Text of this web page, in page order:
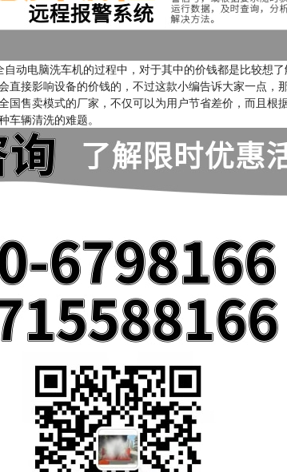
动电脑洗车机的过程中，对于其中的价钱都是比较想
直接影响设备的价钱的，不过这款小编告诉大家一点，
国售卖模式的厂家，不仅可以为用户节省差价，而且
车辆清洗的难题。